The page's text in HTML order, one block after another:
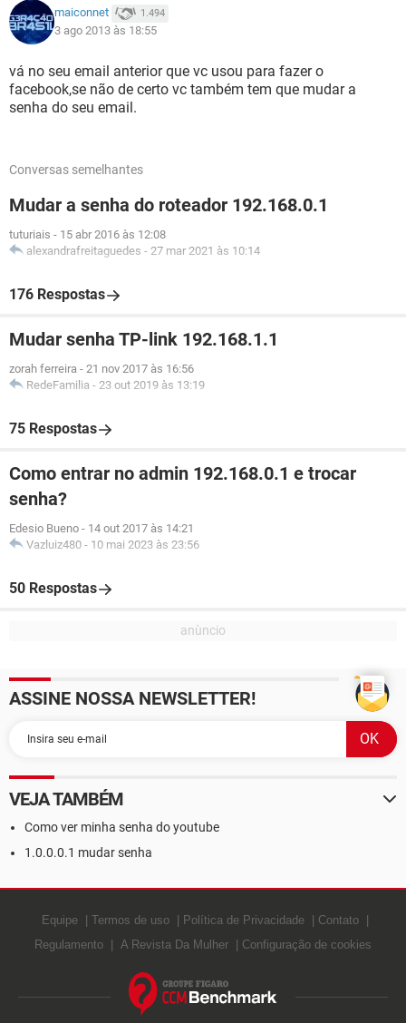
maiconnet 1.494
3 ago 2013 às 18:55
vá no seu email anterior que vc usou para fazer o
facebook,se não de certo vc também tem que mudar a
senha do seu email.
Conversas semelhantes
Mudar a senha do roteador 192.168.0.1
tuturiais - 15 abr 2016 às 12:08
alexandrafreitaguedes - 27 mar 2021 às 10:14
176 Respostas
Mudar senha TP-link 192.168.1.1
zorah ferreira - 21 nov 2017 às 16:56
RedeFamilia - 23 out 2019 às 13:19
75 Respostas
Como entrar no admin 192.168.0.1 e trocar
senha?
Edesio Bueno - 14 out 2017 às 14:21
Vazluiz480 - 10 mai 2023 às 23:56
50 Respostas
ASSINE NOSSA NEWSLETTER!
VEJA TAMBÉM
Como ver minha senha do youtube
1.0.0.0.1 mudar senha
Equipe Termos de uso Política de Privacidade
Contato
Regulamento
A Revista Da Mulher Configuração de cookies